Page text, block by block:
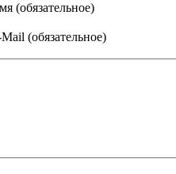
(обязательное)
(обязательное)